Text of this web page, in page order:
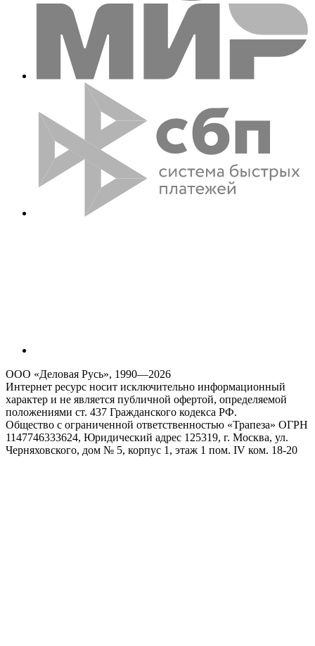
ООО «Деловая Русь», 1990—2026
Интернет ресурс носит исключительно информационный
характер и не является публичной офертой, определяемой
положениями ст. 437 Гражданского кодекса РФ.
Общество с ограниченной ответственностью «Трапеза» ОГРН
1147746333624, Юридический адрес 125319, г. Москва, ул.
Черняховского, дом № 5, корпус 1, этаж 1 пом. IV ком. 18-20